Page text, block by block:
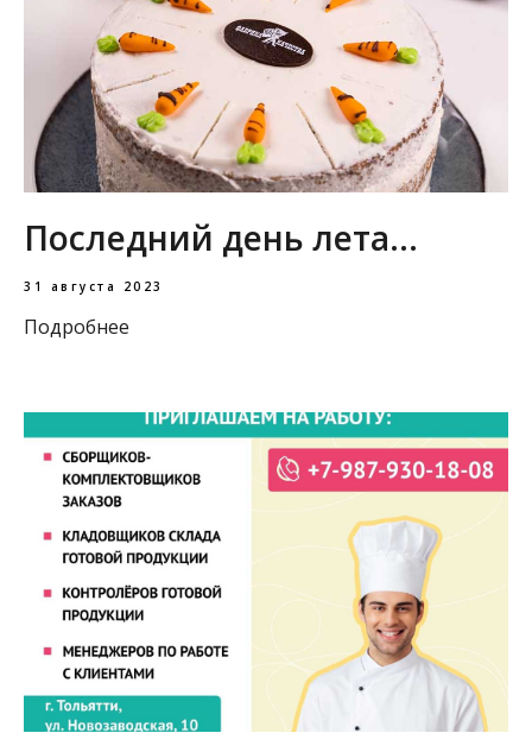
Последний день лета...
31 августа 2023
Подробнее